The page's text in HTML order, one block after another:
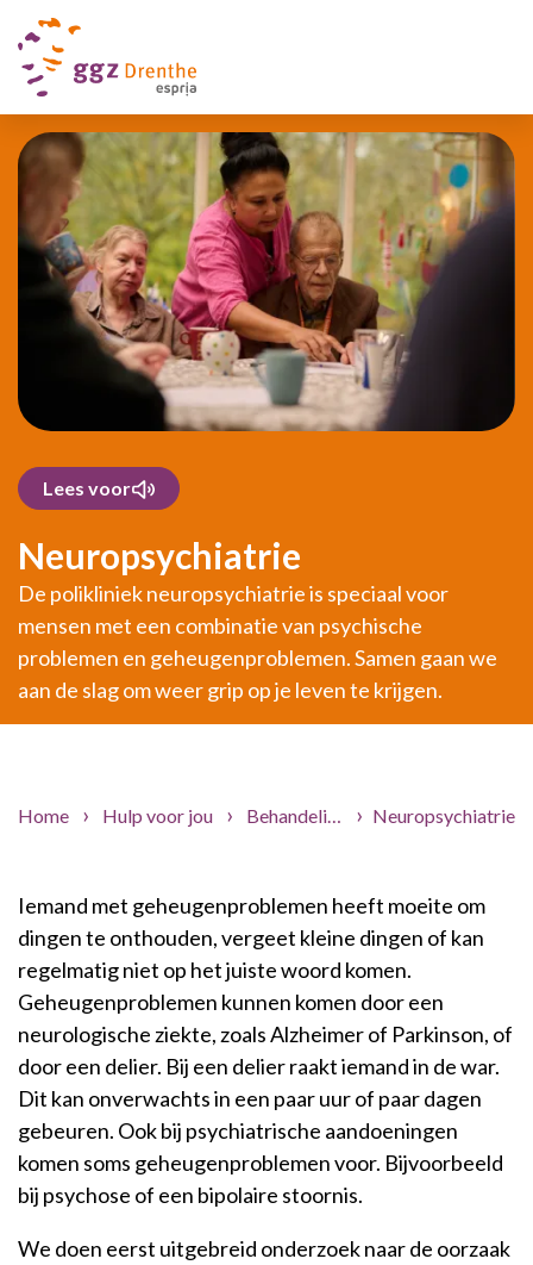
Lees voor
Neuropsychiatrie
De polikliniek neuropsychiatrie is speciaal voor
mensen met een combinatie van psychische
problemen en geheugenproblemen. Samen gaan we
aan de slag om weer grip op je leven te krijgen.
Home Hulp voor jou Behandelingen Neuropsychiatrie
Iemand met geheugenproblemen heeft moeite om
dingen te onthouden, vergeet kleine dingen of kan
regelmatig niet op het juiste woord komen.
Geheugenproblemen kunnen komen door een
neurologische ziekte, zoals Alzheimer of Parkinson, of
door een delier. Bij een delier raakt iemand in de war.
Dit kan onverwachts in een paar uur of paar dagen
gebeuren. Ook bij psychiatrische aandoeningen
komen soms geheugenproblemen voor. Bijvoorbeeld
bij psychose of een bipolaire stoornis.
We doen eerst uitgebreid onderzoek naar de oorzaak